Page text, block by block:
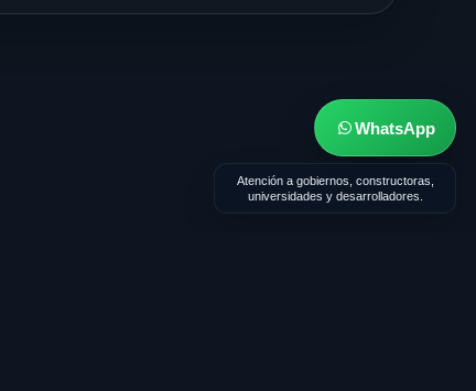
WhatsApp
Atención a gobiernos, constructoras,
universidades y desarrolladores.